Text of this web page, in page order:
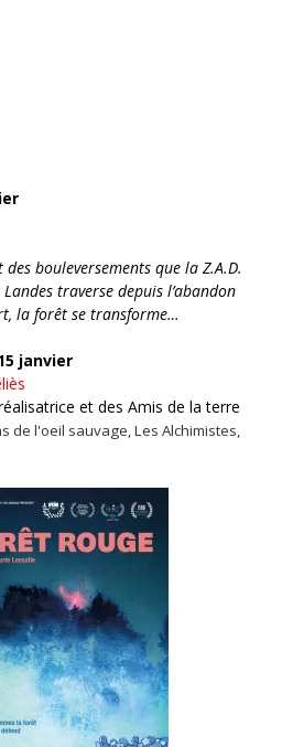
bouleversements que la Z.A.D.
traverse depuis l’abandon
la forêt se transforme…
janvier
et des Amis de la terre
de l'oeil sauvage, Les Alchimistes,